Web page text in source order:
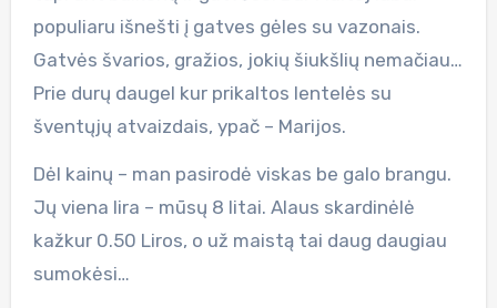
populiaru išnešti į gatves gėles su vazonais.
Gatvės švarios, gražios, jokių šiukšlių nemačiau…
Prie durų daugel kur prikaltos lentelės su
šventųjų atvaizdais, ypač – Marijos.
Dėl kainų – man pasirodė viskas be galo brangu.
Jų viena lira – mūsų 8 litai. Alaus skardinėlė
kažkur 0.50 Liros, o už maistą tai daug daugiau
sumokėsi…